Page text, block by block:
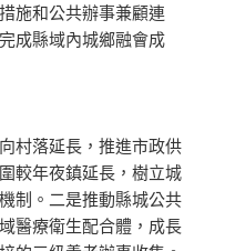
施和公共辦事兼顧連
成縣域內城鄉融會成
落延長，推進市政供
較年夜鎮延長，樹立城
制。二是推動縣城公共
醫療衛生配合體，成長